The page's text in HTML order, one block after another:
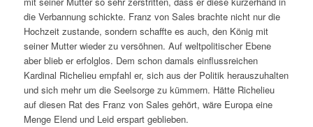
die Verbannung schickte. Franz von Sales brachte nicht nur die
Hochzeit zustande, sondern schaffte es auch, den König mit
seiner Mutter wieder zu versöhnen. Auf weltpolitischer Ebene
aber blieb er erfolglos. Dem schon damals einflussreichen
Kardinal Richelieu empfahl er, sich aus der Politik herauszuhalten
und sich mehr um die Seelsorge zu kümmern. Hätte Richelieu
auf diesen Rat des Franz von Sales gehört, wäre Europa eine
Menge Elend und Leid erspart geblieben.